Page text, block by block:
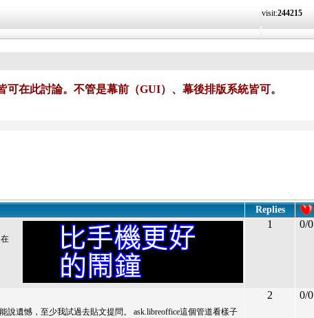
visit:244215
在此討論。不管是幕前（GUI）、幕後排版系統皆可。
Replies
1 0/0
說遺憾，至少我試過去貼文提問。 ask.libreoffice這個管道看樣子
2 0/0